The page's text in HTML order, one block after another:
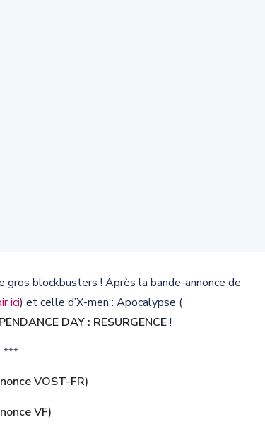
gros blockbusters ! Après la bande-annonce de
ici) et celle d’X-men : Apocalypse (
DAY : RESURGENCE!
***
VOST-FR)
VF)